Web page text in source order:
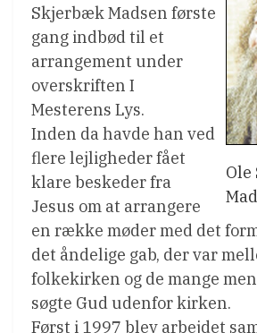
Skjerbæk Madsen første
gang indbød til et
arrangement under
overskriften I
Mesterens Lys.
Inden da havde han ved
flere lejligheder fået
klare beskeder fra
Jesus om at arrangere
en række møder med det
det åndelige gab, der var
folkekirken og de mange
søgte Gud udenfor kirken.
Først i 1997 blev arbejdet